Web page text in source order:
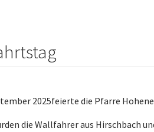
2025feierte die Pfarre
die Wallfahrer aus Hirschbach